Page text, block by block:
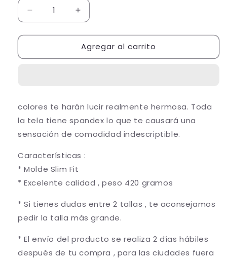
Reducir
cantidad
para
24007
Aumentar
cantidad
para
Hoodies
24007
Agregar al carrito
colores te harán lucir realmente hermosa. Toda
la tela tiene spandex lo que te causará una
sensación de comodidad indescriptible.
Características :
* Molde Slim Fit
* Excelente calidad , peso 420 gramos
* Si tienes dudas entre 2 tallas , te aconsejamos
pedir la talla más grande.
* El envío del producto se realiza 2 días hábiles
después de tu compra , para las ciudades fuera